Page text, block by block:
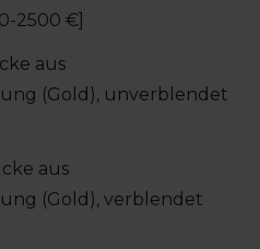
2500 €]
aus
(Gold), unverblendet
aus
(Gold), verblendet